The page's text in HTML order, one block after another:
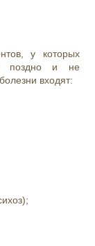
у которых
поздно и не
входят: